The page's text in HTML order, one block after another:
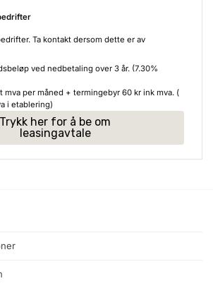
Ta kontakt dersom dette er av
ved nedbetaling over 3 år. (7.30%
mva per måned + termingebyr 60 kr ink mva. (
i etablering)
Trykk her for å be om
leasingavtale